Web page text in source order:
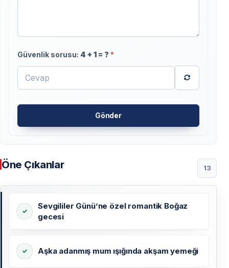
Güvenlik sorusu: 4 + 1 = ? *
Gönder
Öne Çıkanlar 13
Sevgililer Günü’ne özel romantik Boğaz
gecesi
Aşka adanmış mum ışığında akşam yemeği